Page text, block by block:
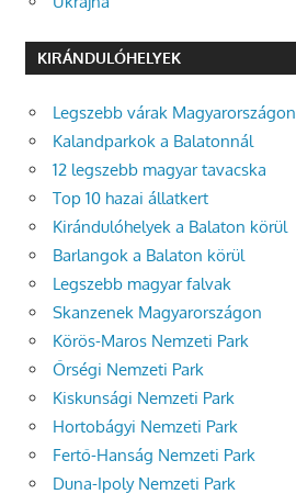
KIRÁNDULÓHELYEK
Legszebb várak Magyarországon
Kalandparkok a Balatonnál
12 legszebb magyar tavacska
Top 10 hazai állatkert
Kirándulóhelyek a Balaton körül
Barlangok a Balaton körül
Legszebb magyar falvak
Skanzenek Magyarországon
Körös-Maros Nemzeti Park
Őrségi Nemzeti Park
Kiskunsági Nemzeti Park
Hortobágyi Nemzeti Park
Fertő-Hanság Nemzeti Park
Duna-Ipoly Nemzeti Park